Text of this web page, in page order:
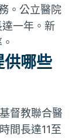
。公立醫院
一年。新
供哪些
督教聯合醫
間長達11至